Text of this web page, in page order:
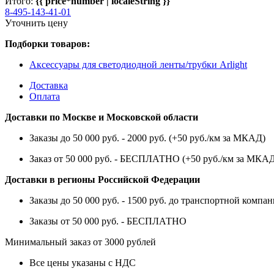
8-495-143-41-01
Уточнить цену
Подборки товаров:
Аксессуары для светодиодной ленты/трубки Arlight
Доставка
Оплата
Доставки по Москве и Московской области
Заказы до 50 000 руб. - 2000 руб. (+50 руб./км за МКАД)
Заказ от 50 000 руб. - БЕСПЛАТНО (+50 руб./км за
Доставки в регионы Российской Федерации
Заказы до 50 000 руб. - 1500 руб. до транспортной
Заказы от 50 000 руб. - БЕСПЛАТНО
Минимальный заказ от 3000 рублей
Все цены указаны с НДС